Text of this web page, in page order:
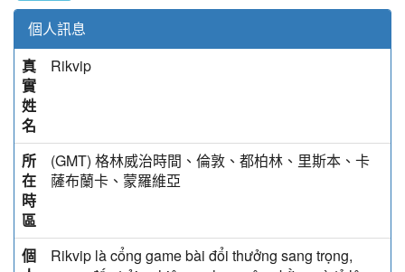
個人訊息
真
實
姓
名
Rikvip
所
在
時
區
(GMT) 格林威治時間、倫敦、都柏林、里斯本、卡
薩布蘭卡、蒙羅維亞
個
Rikvip là cổng game bài đổi thưởng sang trọng,